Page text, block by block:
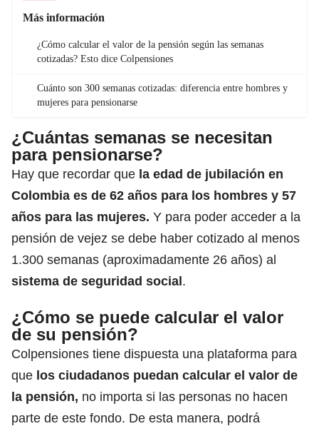
Más información
¿Cómo calcular el valor de la pensión según las semanas
cotizadas? Esto dice Colpensiones
Cuánto son 300 semanas cotizadas: diferencia entre hombres y
mujeres para pensionarse
¿Cuántas semanas se necesitan
para pensionarse?
Hay que recordar que la edad de jubilación en
Colombia es de 62 años para los hombres y 57
años para las mujeres. Y para poder acceder a la
pensión de vejez se debe haber cotizado al menos
1.300 semanas (aproximadamente 26 años) al
sistema de seguridad social.
¿Cómo se puede calcular el valor
de su pensión?
Colpensiones tiene dispuesta una plataforma para
que los ciudadanos puedan calcular el valor de
la pensión, no importa si las personas no hacen
parte de este fondo. De esta manera, podrá